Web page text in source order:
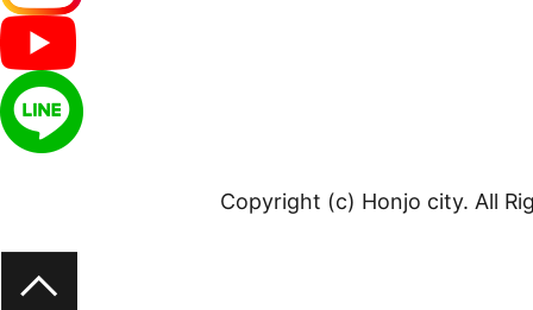
Copyright (c) Honjo city. All